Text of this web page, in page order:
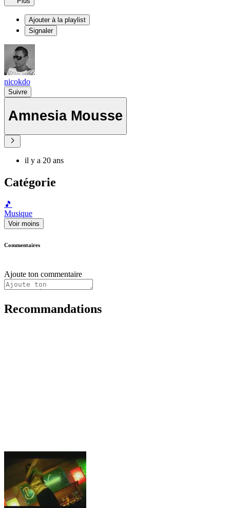
Ajouter à la playlist
Signaler
nicokdo
Suivre
Amnesia Mousse
il y a 20 ans
Catégorie
🎵
Musique
Voir moins
Commentaires
Ajoute ton commentaire
Recommandations